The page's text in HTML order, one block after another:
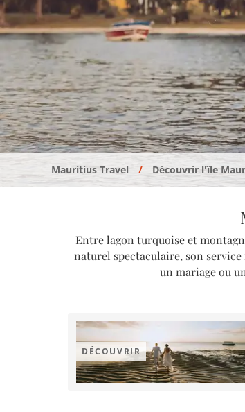
Mauritius Travel Découvrir l'île
Entre lagon turquoise et
naturel spectaculaire, son
un mariage ou
DÉCOUVRIR